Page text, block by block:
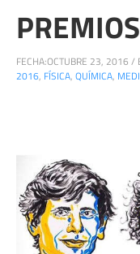
FECHA:OCTUBRE 23, 2016 /
2016, FÍSICA, QUÍMICA,